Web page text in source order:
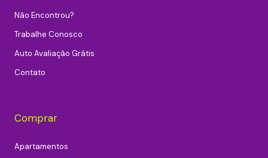
Não Encontrou?
Trabalhe Conosco
Auto Avaliação Grátis
Contato
Comprar
Apartamentos